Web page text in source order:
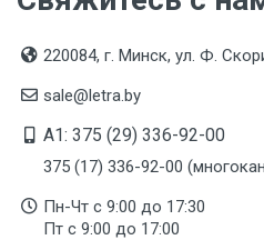
220084, г. Минск, ул. Ф.
sale@letra.by
A1: 375 (29) 336-92-00
375 (17) 336-92-00
Пн-Чт с 9:00 до 17:30
Пт с 9:00 до 17:00